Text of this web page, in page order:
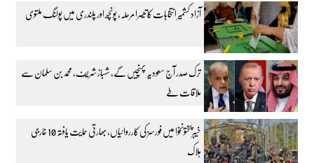
آزاد کشمیر انتخابات کا تیسرا مرحلہ، پونچھ اور پلندری میں پولنگ ملتوی
ترک صدر آج سعودیہ پہنچیں گے، شہباز شریف، محمد بن سلمان سے
ملاقات طے
خیبرپختونخوا میں فورسز کی کارروائیاں، بھارتی حمایت یافتہ 10 خارجی
ہلاک